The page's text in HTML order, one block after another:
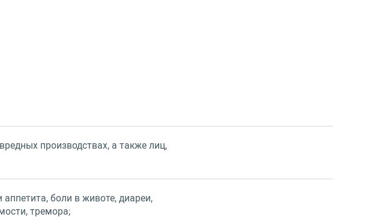
производствах, а также лиц,
боли в животе, диареи,
тремора;